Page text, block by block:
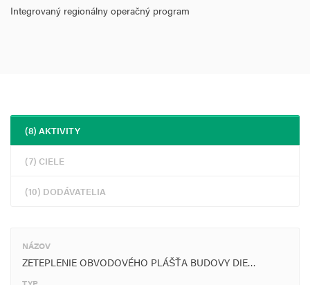
Integrovaný regionálny operačný program
(8) AKTIVITY
(7) CIELE
(10) DODÁVATELIA
NÁZOV
ZETEPLENIE OBVODOVÉHO PLÁŠŤA BUDOVY DIE…